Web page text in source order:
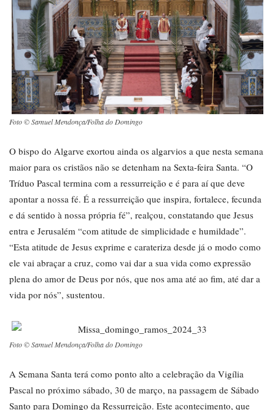
Foto © Samuel Mendonça/Folha do Domingo
O bispo do Algarve exortou ainda os algarvios a que nesta semana
maior para os cristãos não se detenham na Sexta-feira Santa. “O
Tríduo Pascal termina com a ressurreição e é para aí que deve
apontar a nossa fé. É a ressurreição que inspira, fortalece, fecunda
e dá sentido à nossa própria fé”, realçou, constatando que Jesus
entra e Jerusalém “com atitude de simplicidade e humildade”.
“Esta atitude de Jesus exprime e carateriza desde já o modo como
ele vai abraçar a cruz, como vai dar a sua vida como expressão
plena do amor de Deus por nós, que nos ama até ao fim, até dar a
vida por nós”, sustentou.
Foto © Samuel Mendonça/Folha do Domingo
A Semana Santa terá como ponto alto a celebração da Vigília
Pascal no próximo sábado, 30 de março, na passagem de Sábado
Santo para Domingo da Ressurreição. Este acontecimento, que